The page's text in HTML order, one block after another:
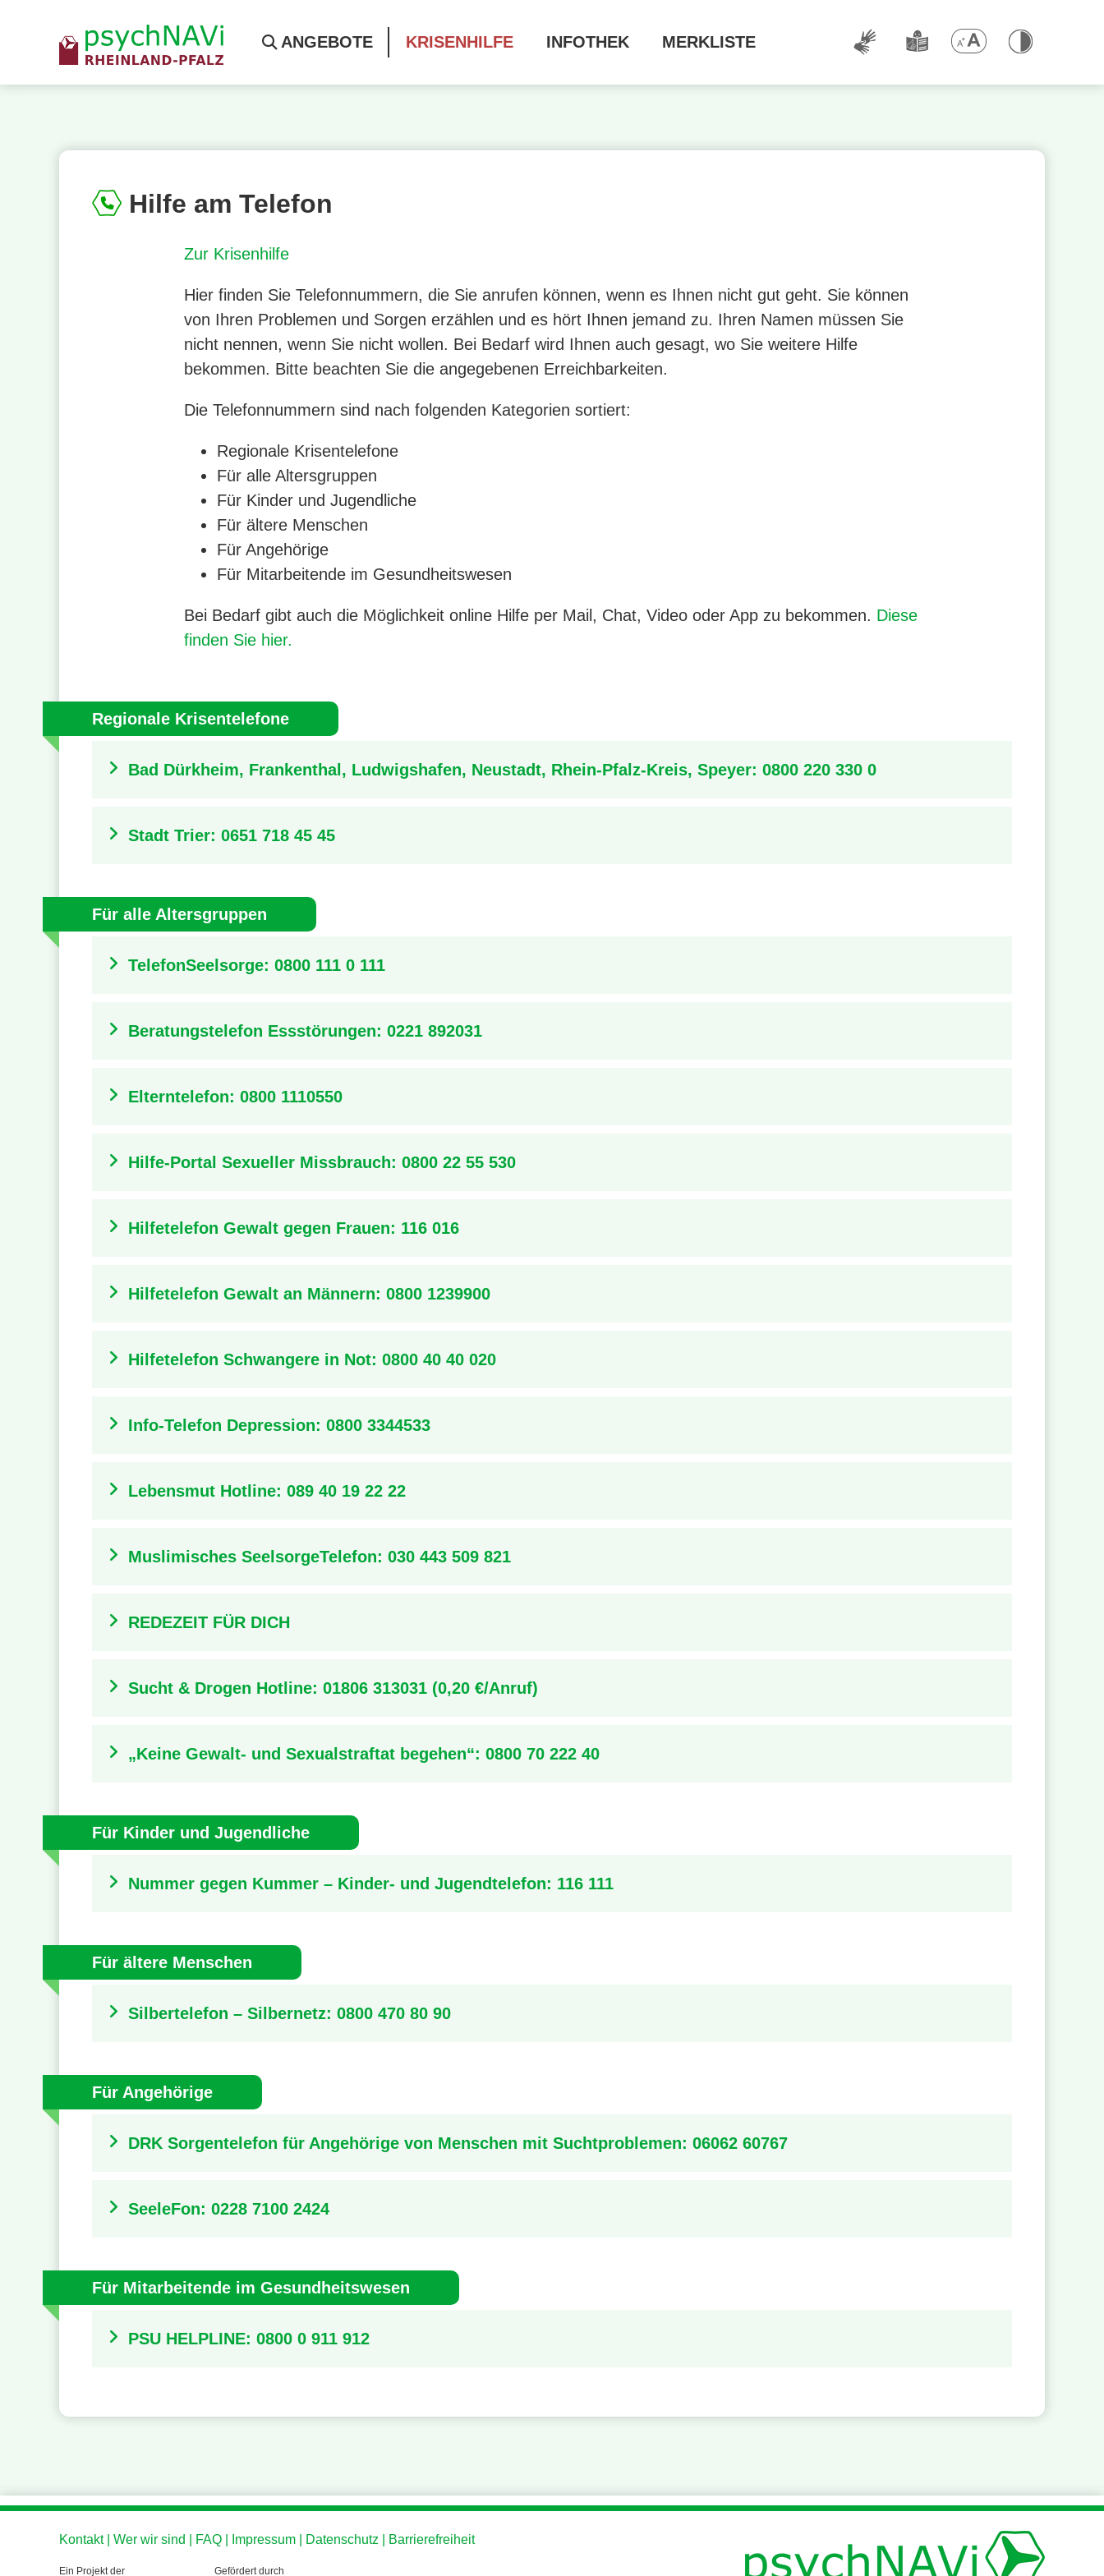
ANGEBOTE KRISENHILFE INFOTHEK MERKLISTE
Hilfe am Telefon
Zur Krisenhilfe
Hier finden Sie Telefonnummern, die Sie anrufen können, wenn es Ihnen nicht gut geht. Sie können
von Ihren Problemen und Sorgen erzählen und es hört Ihnen jemand zu. Ihren Namen müssen Sie
nicht nennen, wenn Sie nicht wollen. Bei Bedarf wird Ihnen auch gesagt, wo Sie weitere Hilfe
bekommen. Bitte beachten Sie die angegebenen Erreichbarkeiten.
Die Telefonnummern sind nach folgenden Kategorien sortiert:
Regionale Krisentelefone
Für alle Altersgruppen
Für Kinder und Jugendliche
Für ältere Menschen
Für Angehörige
Für Mitarbeitende im Gesundheitswesen
Bei Bedarf gibt auch die Möglichkeit online Hilfe per Mail, Chat, Video oder App zu bekommen. Diese
finden Sie hier.
Regionale Krisentelefone
Bad Dürkheim, Frankenthal, Ludwigshafen, Neustadt, Rhein-Pfalz-Kreis, Speyer: 0800 220 330 0
Stadt Trier: 0651 718 45 45
Für alle Altersgruppen
TelefonSeelsorge: 0800 111 0 111
Beratungstelefon Essstörungen: 0221 892031
Elterntelefon: 0800 1110550
Hilfe-Portal Sexueller Missbrauch: 0800 22 55 530
Hilfetelefon Gewalt gegen Frauen: 116 016
Hilfetelefon Gewalt an Männern: 0800 1239900
Hilfetelefon Schwangere in Not: 0800 40 40 020
Info-Telefon Depression: 0800 3344533
Lebensmut Hotline: 089 40 19 22 22
Muslimisches SeelsorgeTelefon: 030 443 509 821
REDEZEIT FÜR DICH
Sucht & Drogen Hotline: 01806 313031 (0,20 €/Anruf)
„Keine Gewalt- und Sexualstraftat begehen“: 0800 70 222 40
Für Kinder und Jugendliche
Nummer gegen Kummer – Kinder- und Jugendtelefon: 116 111
Für ältere Menschen
Silbertelefon – Silbernetz: 0800 470 80 90
Für Angehörige
DRK Sorgentelefon für Angehörige von Menschen mit Suchtproblemen: 06062 60767
SeeleFon: 0228 7100 2424
Für Mitarbeitende im Gesundheitswesen
PSU HELPLINE: 0800 0 911 912
Kontakt Wer wir sind FAQ Impressum Datenschutz Barrierefreiheit
Ein Projekt der Gefördert durch